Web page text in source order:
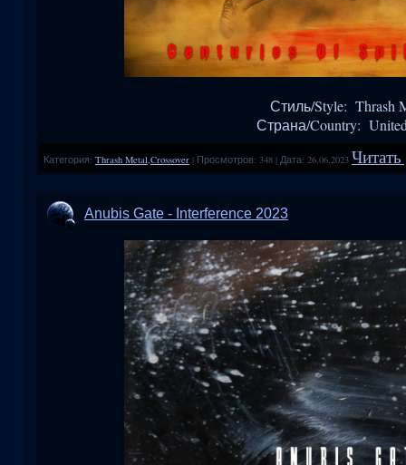
Стиль/Style: Thrash
Страна/Country: United
Категория: Thrash Metal,Crossover | Просмотров: 348 | Дата: 26.06.2023
Anubis Gate - Interference 2023